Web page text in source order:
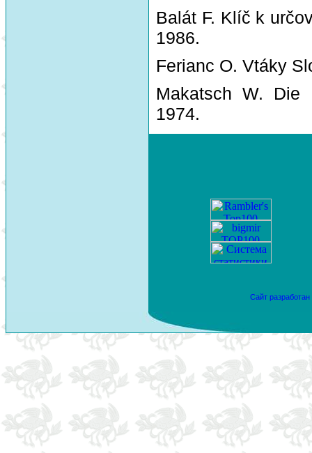
Balát F. Klíč k
1986.
Ferianc O. Vtáky
Makatsch W. Die
1974.
Сайт